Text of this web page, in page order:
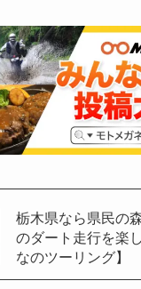
栃木県なら県民の
のダート走行を楽
なのツーリング】